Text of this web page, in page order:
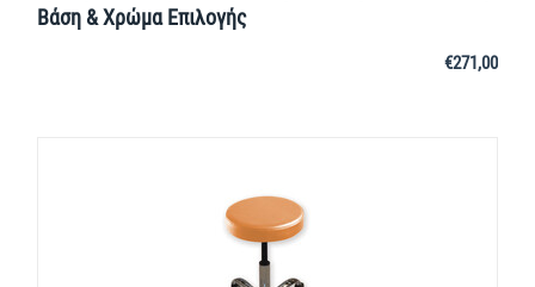
Βάση & Χρώμα Επιλογής
€271,00